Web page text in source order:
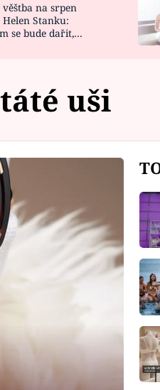
DESIGN
věštba na srpen
Helen Stanku:
se bude dařit,
uši